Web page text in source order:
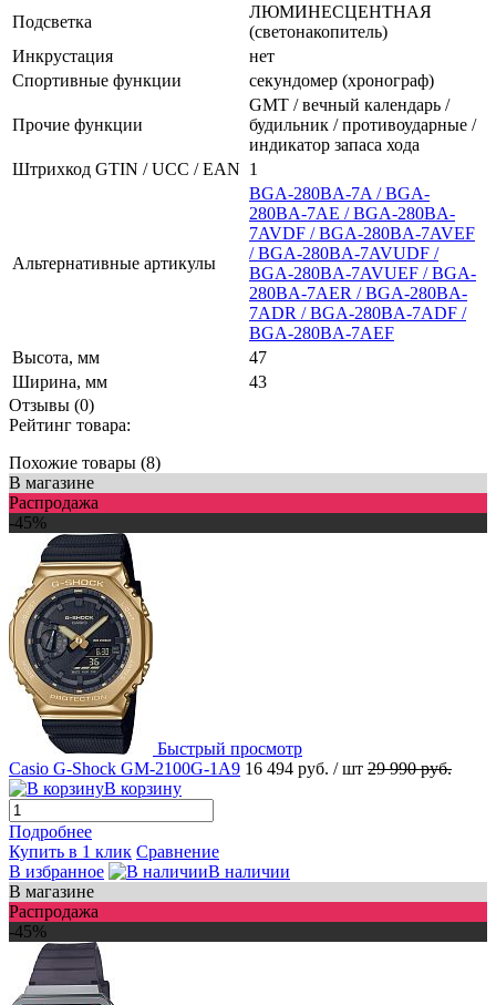
Подсветка
ЛЮМИНЕСЦЕНТНАЯ
(светонакопитель)
Инкрустация
нет
Спортивные функции
секундомер (хронограф)
Прочие функции
GMT / вечный календарь /
будильник / противоударные /
индикатор запаса хода
Штрихкод GTIN / UCC / EAN 1
Альтернативные артикулы
BGA-280BA-7A / BGA-
280BA-7AE / BGA-280BA-
7AVDF / BGA-280BA-7AVEF
/ BGA-280BA-7AVUDF /
BGA-280BA-7AVUEF / BGA-
280BA-7AER / BGA-280BA-
7ADR / BGA-280BA-7ADF /
BGA-280BA-7AEF
Высота, мм
47
Ширина, мм
43
Отзывы (0)
Рейтинг товара:
Похожие товары (8)
В магазине
Распродажа
-45%
Быстрый просмотр
Casio G-Shock GM-2100G-1A9 16 494 руб. / шт 29 990 руб.
В корзину
Подробнее
Купить в 1 клик Сравнение
В избранное
В наличии
В магазине
Распродажа
-45%